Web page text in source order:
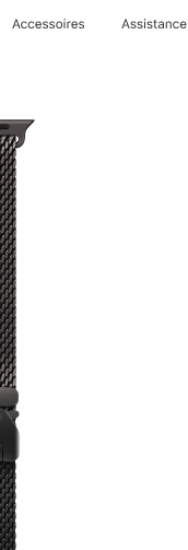
Accessoires Assistance